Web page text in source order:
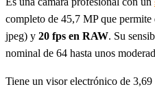
completo de 45,7 MP que
jpeg) y 20 fps en RAW. Su
nominal de 64 hasta unos
Tiene un visor electrónico de